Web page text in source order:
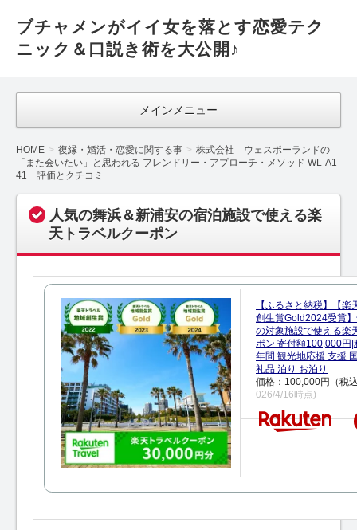
ブチャメンがイイ女を落とす恋愛テク
ニック＆口説き術を大公開♪
メインメニュー
HOME 復縁・婚活・恋愛に関する事
株式会社 ウェスポーランドの
「また会いたい」と思われる フレンドリー・アプローチ・メソッド WL-A1
41 評価とクチコミ
人気の舞浜＆新浦安の宿泊施設で使える楽
天トラベルクーポン
【ふるさと納税】【楽
創生賞Gold2024受賞
の対象施設で使える楽
ポン 寄付額100,000円|
年間 観光地応援 支援
礼品 泊り お泊り
価格：100,000円（税
026/4/16時点)